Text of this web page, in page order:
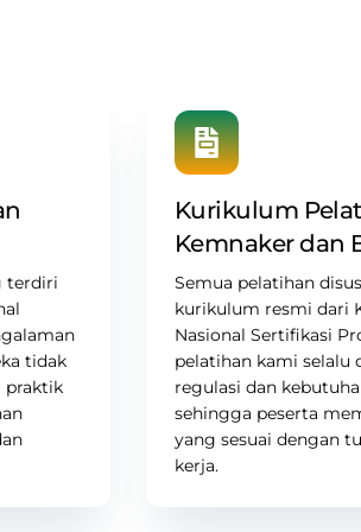
terdiri
tidak
praktik
Kurikulum
Kemnaker dan
Semua pelatihan
kurikulum resmi dari
Nasional Sertifikasi
pelatihan kami
regulasi dan
sehingga peserta
yang sesuai dengan
kerja.